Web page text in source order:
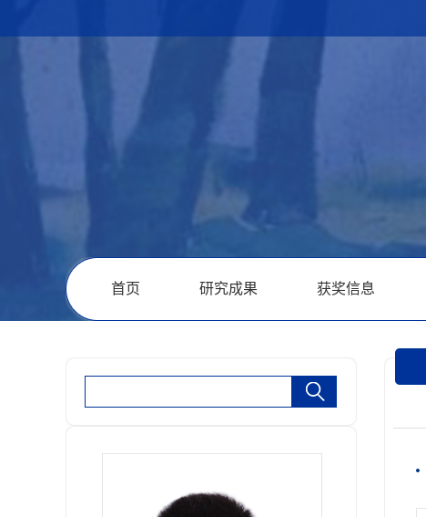
首页 研究成果 获奖信息